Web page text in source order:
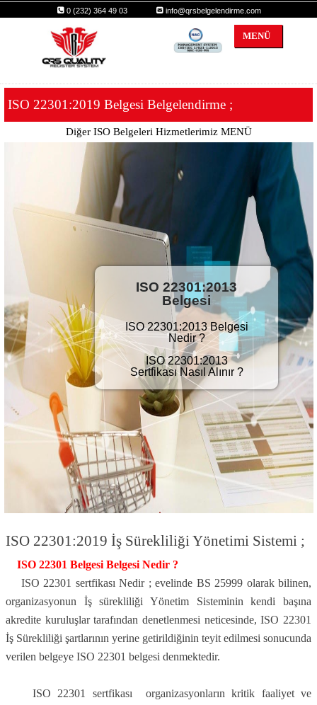
0 (232) 364 49 03 info@qrsbelgelendirme.com
MENÜ
ISO 22301:2019 Belgesi Belgelendirme ;
Diğer ISO Belgeleri Hizmetlerimiz MENÜ
ISO 22301:2013
Belgesi
ISO 22301:2013 Belgesi
Nedir ?
ISO 22301:2013
Sertfikası Nasıl Alınır ?
ISO 22301:2019 İş Sürekliliği Yönetimi Sistemi ;
ISO 22301 Belgesi Belgesi Nedir ?
ISO 22301 sertfikası Nedir ; evelinde BS 25999 olarak bilinen,
organizasyonun İş sürekliliği Yönetim Sisteminin kendi başına
akredite kuruluşlar tarafından denetlenmesi neticesinde, ISO 22301
İş Sürekliliği şartlarının yerine getirildiğinin teyit edilmesi sonucunda
verilen belgeye ISO 22301 belgesi denmektedir.
ISO 22301 sertfikası organizasyonların kritik faaliyet ve